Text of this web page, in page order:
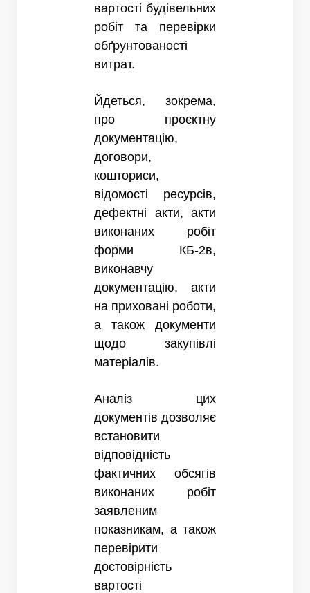
вартості будівельних
робіт та перевірки
обґрунтованості
витрат.
Йдеться, зокрема,
про проєктну
документацію,
договори,
кошториси,
відомості ресурсів,
дефектні акти, акти
виконаних робіт
форми КБ-2в,
виконавчу
документацію, акти
на приховані роботи,
а також документи
щодо закупівлі
матеріалів.
Аналіз цих
документів дозволяє
встановити
відповідність
фактичних обсягів
виконаних робіт
заявленим
показникам, а також
перевірити
достовірність
вартості